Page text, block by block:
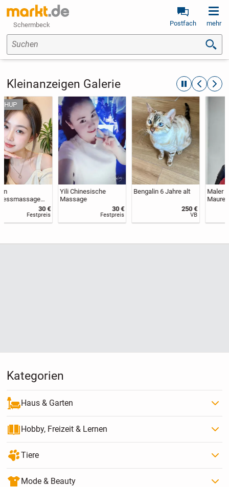
Schermbeck Postfach mehr
Suchen
Kleinanzeigen Galerie automatische
Massage
Festpreis
Bengalin 6 Jahre alt
Maler / Stuckateur/
Maurer / Fliesenleger
Kategorien
Haus & Garten
Hobby, Freizeit & Lernen
Tiere
Mode & Beauty